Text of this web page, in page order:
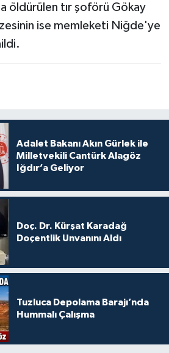
öldürülen tır şoförü Gökay
ise memleketi Niğde'ye
Adalet Bakanı Akın Gürlek ile
Milletvekili Cantürk Alagöz
Iğdır’a Geliyor
Doç. Dr. Kürşat Karadağ
Doçentlik Unvanını Aldı
Tuzluca Depolama Barajı’nda
Hummalı Çalışma